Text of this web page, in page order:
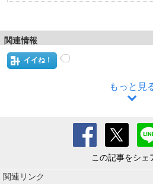
関連情報
イイね！
もっと見
この記事をシェ
関連リンク